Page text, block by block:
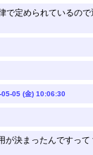
定められているの
05 (金) 10:06:30
が決まったんですって